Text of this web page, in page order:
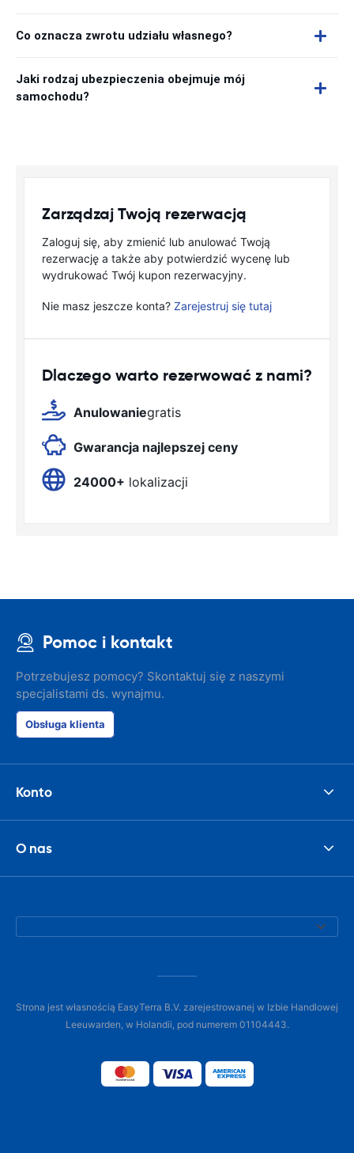
Co oznacza zwrotu udziału własnego?
Jaki rodzaj ubezpieczenia obejmuje mój
samochodu?
Zarządzaj Twoją rezerwacją
Zaloguj się, aby zmienić lub anulować Twoją
rezerwację a także aby potwierdzić wycenę lub
wydrukować Twój kupon rezerwacyjny.
Nie masz jeszcze konta? Zarejestruj się tutaj
Dlaczego warto rezerwować z nami?
Anulowaniegratis
Gwarancja najlepszej ceny
24000+ lokalizacji
Pomoc i kontakt
Potrzebujesz pomocy? Skontaktuj się z naszymi
specjalistami ds. wynajmu.
Obsługa klienta
Konto
O nas
Strona jest własnością EasyTerra B.V. zarejestrowanej w Izbie Handlowej
Leeuwarden, w Holandii, pod numerem 01104443.